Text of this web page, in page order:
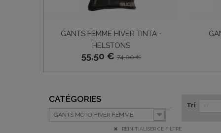
GANTS FEMME HIVER TINTA -
HELSTONS
55,50 € 74,00 €
CATÉGORIES
GANTS MOTO HIVER FEMME
RÉINITIALISER CE FILTRE
Tri --